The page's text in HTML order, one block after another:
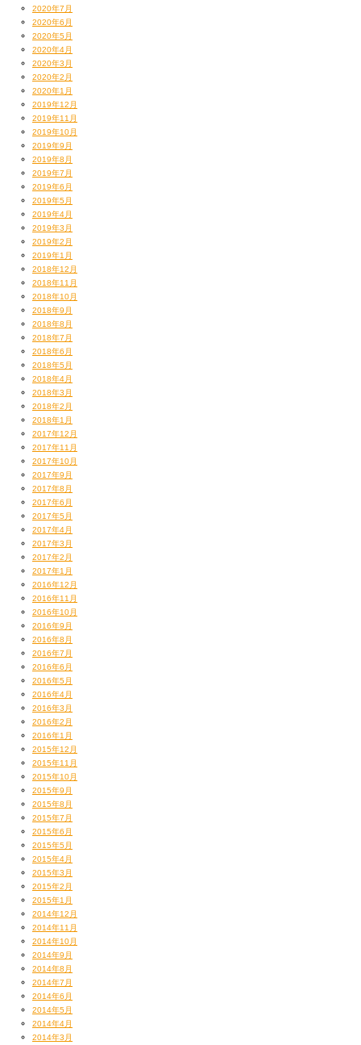
2020年7月
2020年6月
2020年5月
2020年4月
2020年3月
2020年2月
2020年1月
2019年12月
2019年11月
2019年10月
2019年9月
2019年8月
2019年7月
2019年6月
2019年5月
2019年4月
2019年3月
2019年2月
2019年1月
2018年12月
2018年11月
2018年10月
2018年9月
2018年8月
2018年7月
2018年6月
2018年5月
2018年4月
2018年3月
2018年2月
2018年1月
2017年12月
2017年11月
2017年10月
2017年9月
2017年8月
2017年6月
2017年5月
2017年4月
2017年3月
2017年2月
2017年1月
2016年12月
2016年11月
2016年10月
2016年9月
2016年8月
2016年7月
2016年6月
2016年5月
2016年4月
2016年3月
2016年2月
2016年1月
2015年12月
2015年11月
2015年10月
2015年9月
2015年8月
2015年7月
2015年6月
2015年5月
2015年4月
2015年3月
2015年2月
2015年1月
2014年12月
2014年11月
2014年10月
2014年9月
2014年8月
2014年7月
2014年6月
2014年5月
2014年4月
2014年3月